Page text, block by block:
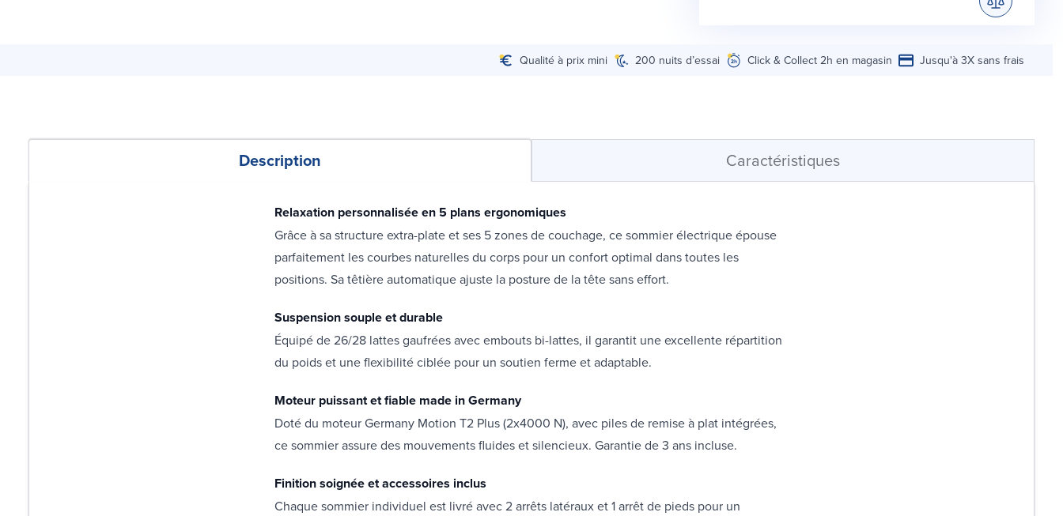
Qualité à prix mini 200 nuits d’essai Click & Collect 2h en magasin Jusqu'à 3X sans frais
Description Caractéristiques
Relaxation personnalisée en 5 plans ergonomiques
Grâce à sa structure extra-plate et ses 5 zones de couchage, ce sommier électrique épouse
parfaitement les courbes naturelles du corps pour un confort optimal dans toutes les
positions. Sa têtière automatique ajuste la posture de la tête sans effort.
Suspension souple et durable
Équipé de 26/28 lattes gaufrées avec embouts bi-lattes, il garantit une excellente répartition
du poids et une flexibilité ciblée pour un soutien ferme et adaptable.
Moteur puissant et fiable made in Germany
Doté du moteur Germany Motion T2 Plus (2x4000 N), avec piles de remise à plat intégrées,
ce sommier assure des mouvements fluides et silencieux. Garantie de 3 ans incluse.
Finition soignée et accessoires inclus
Chaque sommier individuel est livré avec 2 arrêts latéraux et 1 arrêt de pieds pour un